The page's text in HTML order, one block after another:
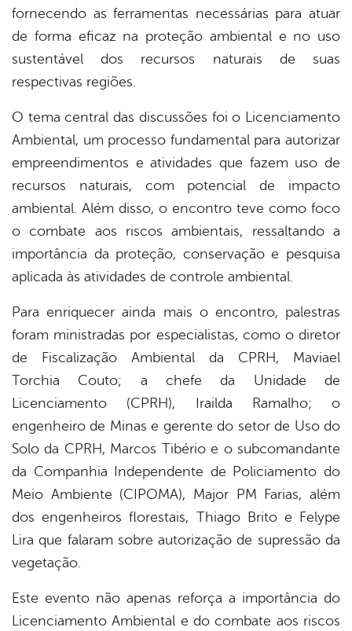
fornecendo as ferramentas necessárias para atuar
de forma eficaz na proteção ambiental e no uso
sustentável dos recursos naturais de suas
respectivas regiões.
O tema central das discussões foi o Licenciamento
Ambiental, um processo fundamental para autorizar
empreendimentos e atividades que fazem uso de
recursos naturais, com potencial de impacto
ambiental. Além disso, o encontro teve como foco
o combate aos riscos ambientais, ressaltando a
importância da proteção, conservação e pesquisa
aplicada às atividades de controle ambiental.
Para enriquecer ainda mais o encontro, palestras
foram ministradas por especialistas, como o diretor
de Fiscalização Ambiental da CPRH, Maviael
Torchia Couto; a chefe da Unidade de
Licenciamento (CPRH), Irailda Ramalho; o
engenheiro de Minas e gerente do setor de Uso do
Solo da CPRH, Marcos Tibério e o subcomandante
da Companhia Independente de Policiamento do
Meio Ambiente (CIPOMA), Major PM Farias, além
dos engenheiros florestais, Thiago Brito e Felype
Lira que falaram sobre autorização de supressão da
vegetação.
Este evento não apenas reforça a importância do
Licenciamento Ambiental e do combate aos riscos